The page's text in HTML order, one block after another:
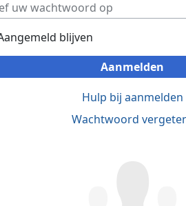
blijven
Aanmelden
Hulp bij aanmelden
Wachtwoord